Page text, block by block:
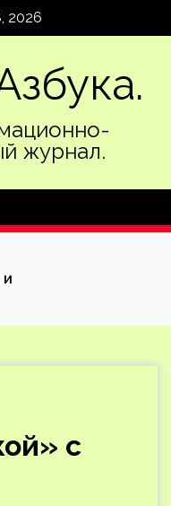
2026
журнал.
и
с